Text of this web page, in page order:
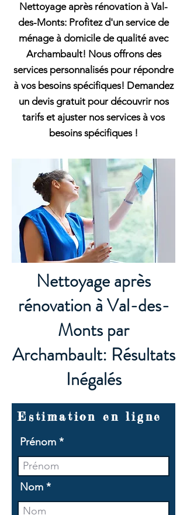
Nettoyage après rénovation à Val-
des-Monts: Profitez d'un service de
ménage à domicile de qualité avec
Archambault! Nous offrons des
services personnalisés pour répondre
à vos besoins spécifiques! Demandez
un devis gratuit pour découvrir nos
tarifs et ajuster nos services à vos
besoins spécifiques !
Nettoyage après
rénovation à Val-des-
Monts par
Archambault: Résultats
Inégalés
Estimation en ligne
Prénom
Nom